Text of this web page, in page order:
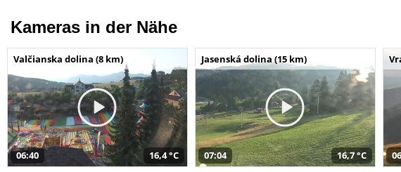
Kameras in der Nähe
Valčianska dolina (8 km)
06:40 16,4 °C
Jasenská dolina (15 km)
07:04 16,7 °C